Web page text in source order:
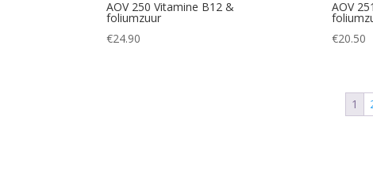
AOV 250 Vitamine B12 &
foliumzuur
€24.90
AOV
€20.50
1